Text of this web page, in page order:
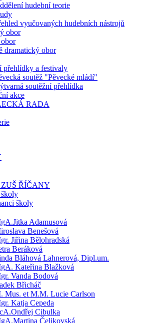
hudební teorie
vyučovaných hudebních nástrojů
obor
dramatický obor
přehlídky a festivaly
soutěž "Pěvecké mládí"
soutěžní přehlídka
akce
RADA
ZUŠ ŘÍČANY
školy
Adamusová
Benešová
Jiřina Bělohradská
Beráková
Bláhová Lahnerová, Dipl.um.
Kateřina Blažková
Vanda Bodová
Břicháč
Mus. et M.M. Lucie Carlson
Katja Cepeda
Cibulka
Čelikovská